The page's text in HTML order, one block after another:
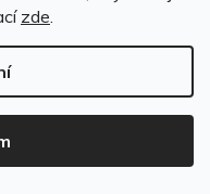
zde.